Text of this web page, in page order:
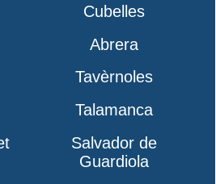
Cubelles
Abrera
Tavèrnoles
Talamanca
Salvador de
Guardiola